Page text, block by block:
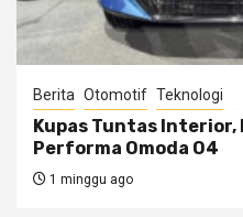
Berita Otomotif Teknologi
Kupas Tuntas Interior,
Performa Omoda O4
1 minggu ago